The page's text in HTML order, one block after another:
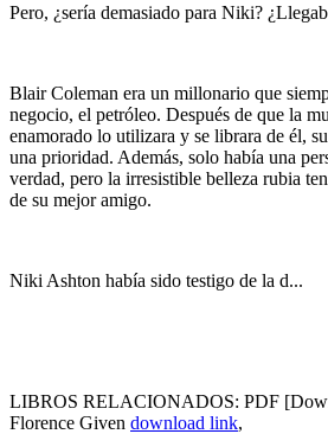
Pero, ¿sería demasiado para Niki?
Blair Coleman era un millonario que
negocio, el petróleo. Después de que la
enamorado lo utilizara y se librara de él,
una prioridad. Además, solo había una
verdad, pero la irresistible belleza rubia
de su mejor amigo.
Niki Ashton había sido testigo de la d...
LIBROS RELACIONADOS: PDF
Florence Given download link,